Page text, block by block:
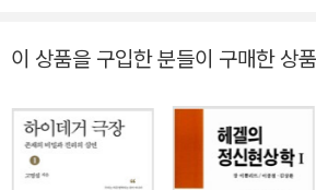
마주보는 150편의 책 읽기》, 《지식의 발
설 《미궁: 테세우스와 미노타우로스》, 시집
혼녘 햇살에 빛나는 구렁이알을 삼키다》를
험을 떠나다 하이데거는 20세기를 통틀어
한 정치철학자 한나 아렌트는 하이데거
에서 이렇게 썼다. “하이데거의 사유에서
년이 지난 뒤에도 플라톤의 작품에서 불
이 상품을 구입한 분들이 구매한 상품